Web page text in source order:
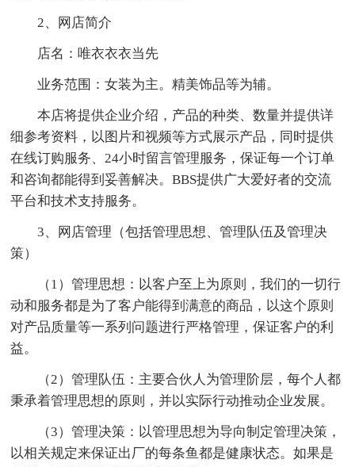
2、网店简介
店名：唯衣衣衣当先
业务范围：女装为主。精美饰品等为辅。
本店将提供企业介绍，产品的种类、数量并提供详
细参考资料，以图片和视频等方式展示产品，同时提供
在线订购服务、24小时留言管理服务，保证每一个订单
和咨询都能得到妥善解决。BBS提供广大爱好者的交流
平台和技术支持服务。
3、网店管理（包括管理思想、管理队伍及管理决
策）
（1）管理思想：以客户至上为原则，我们的一切行
动和服务都是为了客户能得到满意的商品，以这个原则
对产品质量等一系列问题进行严格管理，保证客户的利
益。
（2）管理队伍：主要合伙人为管理阶层，每个人都
秉承着管理思想的原则，并以实际行动推动企业发展。
（3）管理决策：以管理思想为导向制定管理决策，
以相关规定来保证出厂的每条鱼都是健康状态。如果是